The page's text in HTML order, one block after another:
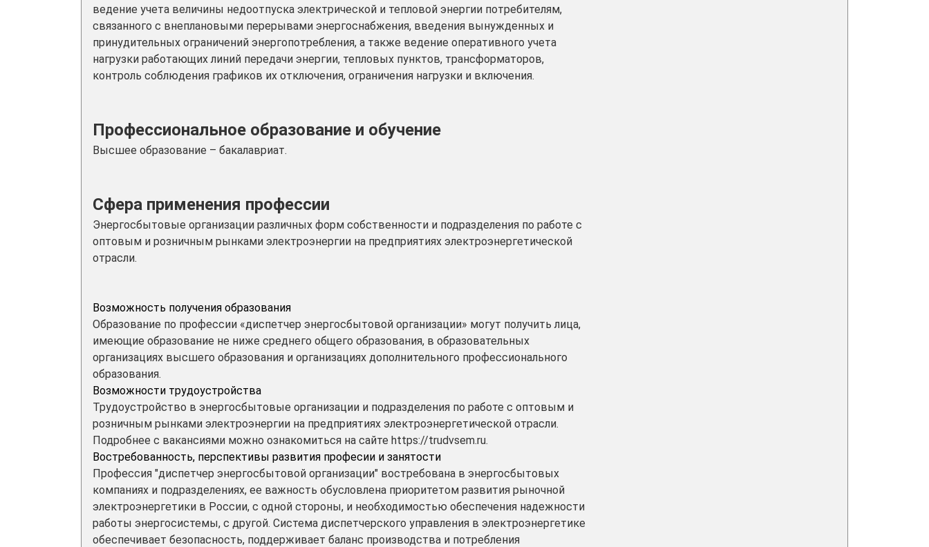
ведение учета величины недоотпуска электрической и тепловой энергии потребителям,
связанного с внеплановыми перерывами энергоснабжения, введения вынужденных и
принудительных ограничений энергопотребления, а также ведение оперативного учета
нагрузки работающих линий передачи энергии, тепловых пунктов, трансформаторов,
контроль соблюдения графиков их отключения, ограничения нагрузки и включения.
Профессиональное образование и обучение
Высшее образование – бакалавриат.
Сфера применения профессии
Энергосбытовые организации различных форм собственности и подразделения по работе с
оптовым и розничным рынками электроэнергии на предприятиях электроэнергетической
отрасли.
Возможность получения образования
Образование по профессии «диспетчер энергосбытовой организации» могут получить лица,
имеющие образование не ниже среднего общего образования, в образовательных
организациях высшего образования и организациях дополнительного профессионального
образования.
Возможности трудоустройства
Трудоустройство в энергосбытовые организации и подразделения по работе с оптовым и
розничным рынками электроэнергии на предприятиях электроэнергетической отрасли.
Подробнее с вакансиями можно ознакомиться на сайте https://trudvsem.ru.
Востребованность, перспективы развития професии и занятости
Профессия "диспетчер энергосбытовой организации" востребована в энергосбытовых
компаниях и подразделениях, ее важность обусловлена приоритетом развития рыночной
электроэнергетики в России, с одной стороны, и необходимостью обеспечения надежности
работы энергосистемы, с другой. Система диспетчерского управления в электроэнергетике
обеспечивает безопасность, поддерживает баланс производства и потребления